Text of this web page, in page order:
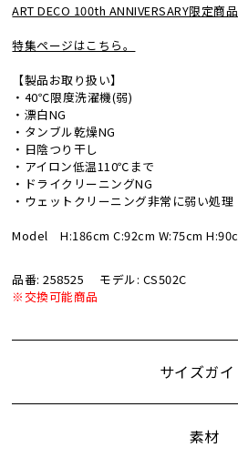
ART DECO 100th ANNIVERSARY限定商
特集ページはこちら。
【製品お取り扱い】
・40℃限度洗濯機(弱)
・漂白NG
・タンブル乾燥NG
・日陰つり干し
・アイロン低温110℃まで
・ドライクリーニングNG
・ウェットクリーニング非常に弱い処理
Model H:186cm C:92cm W:75cm
品番: 258525
モデル: CS502C
※交換可能商品
サイズガイ
素材